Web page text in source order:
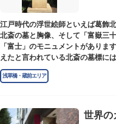
江戸時代の浮世絵師といえば葛飾
北斎の墓と胸像、そして「富嶽三
「富士」のモニュメントがありま
えたと言われている北斎の墓標に
の一つ）とあり、辞世の句が刻ま
斎忌」が開かれ、法要が営まれます
浅草橋・蔵前エリア
世界の